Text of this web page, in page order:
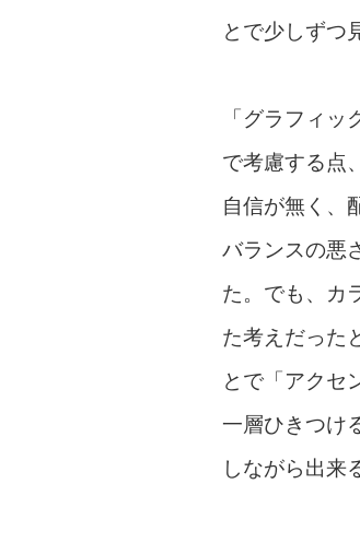
とで少しずつ
「グラフィ
で考慮する点
自信が無く、
バランスの悪
た。でも、カ
た考えだった
とで「アクセ
一層ひきつけ
しながら出来